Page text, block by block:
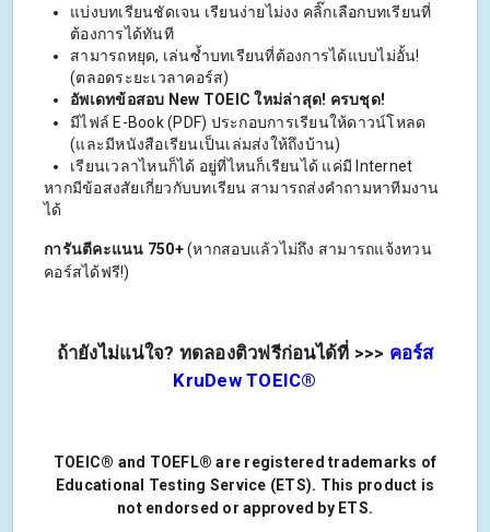
แบ่งบทเรียนชัดเจน เรียนง่ายไม่งง คลิ๊กเลือกบทเรียนที่
ต้องการได้ทันที
สามารถหยุด, เล่นซ้ำบทเรียนที่ต้องการได้แบบไม่อั้น!
(ตลอดระยะเวลาคอร์ส)
อัพเดทข้อสอบ New TOEIC ใหม่ล่าสุด! ครบชุด!
มีไฟล์ E-Book (PDF) ประกอบการเรียนให้ดาวน์โหลด
(และมีหนังสือเรียนเป็นเล่มส่งให้ถึงบ้าน)
เรียนเวลาไหนก็ได้ อยู่ที่ไหนก็เรียนได้ แค่มี Internet
หากมีข้อสงสัยเกี่ยวกับบทเรียน สามารถส่งคำถามหาทีมงาน
ได้
การันตีคะแนน 750+(หากสอบแล้วไม่ถึง สามารถแจ้งทวน
คอร์สได้ฟรี!)
ถ้ายังไม่แน่ใจ? ทดลองติวฟรีก่อนได้ที่ >>> คอร์ส
KruDew TOEIC®
TOEIC® and TOEFL® are registered trademarks of
Educational Testing Service (ETS). This product is
not endorsed or approved by ETS.